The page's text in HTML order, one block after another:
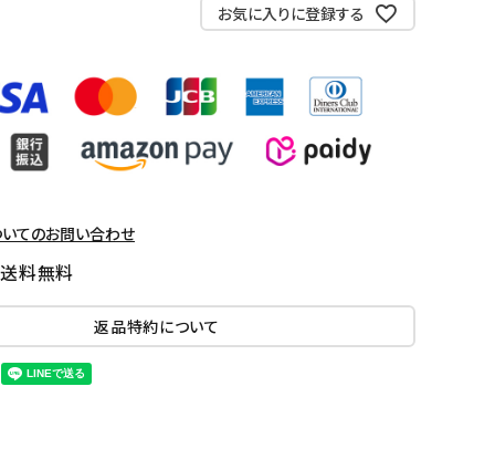
お気に入りに登録する
てのお問い合わせ
料無料
返品特約について